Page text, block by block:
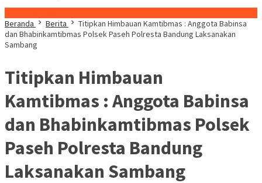
Beranda
Berita
Titipkan Himbauan Kamtibmas : Anggota Babinsa
dan Bhabinkamtibmas Polsek Paseh Polresta Bandung Laksanakan
Sambang
Titipkan Himbauan
Kamtibmas : Anggota Babinsa
dan Bhabinkamtibmas Polsek
Paseh Polresta Bandung
Laksanakan Sambang